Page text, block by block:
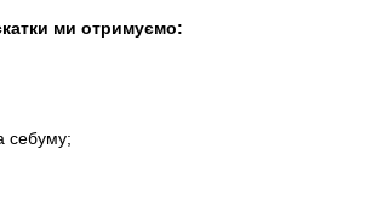
ми отримуємо:
себуму;